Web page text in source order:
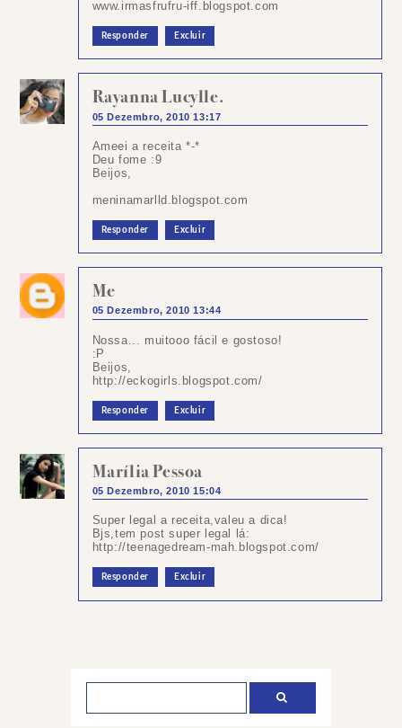
www.irmasfrufru-iff.blogspot.com
Responder Excluir
Rayanna Lucylle.
05 Dezembro, 2010 13:17
Ameei a receita *-*
Deu fome :9
Beijos,
meninamarlld.blogspot.com
Responder Excluir
Me
05 Dezembro, 2010 13:44
Nossa... muitooo fácil e gostoso!
:P
Beijos,
http://eckogirls.blogspot.com/
Responder Excluir
Marília Pessoa
05 Dezembro, 2010 15:04
Super legal a receita,valeu a dica!
Bjs,tem post super legal lá:
http://teenagedream-mah.blogspot.com/
Responder Excluir